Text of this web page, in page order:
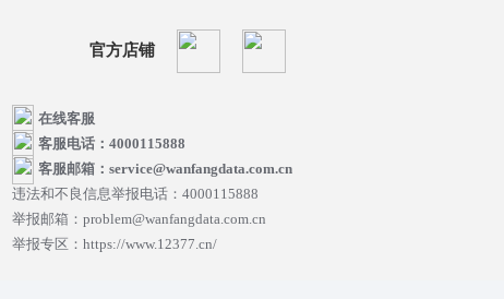
官方店铺
在线客服
客服电话：4000115888
客服邮箱：service@wanfangdata.com.cn
违法和不良信息举报电话：4000115888
举报邮箱：problem@wanfangdata.com.cn
举报专区：https://www.12377.cn/